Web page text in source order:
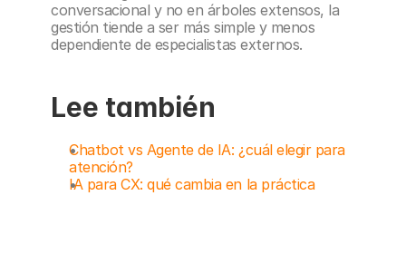
conversacional y no en árboles extensos, la
gestión tiende a ser más simple y menos
dependiente de especialistas externos.
Lee también
Chatbot vs Agente de IA: ¿cuál elegir para
atención?
IA para CX: qué cambia en la práctica